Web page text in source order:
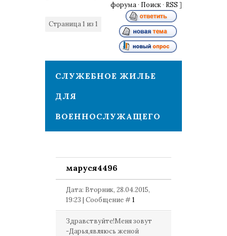
форума · Поиск · RSS ]
Страница1 из 1
СЛУЖЕБНОЕ ЖИЛЬЕ
ДЛЯ
ВОЕННОСЛУЖАЩЕГО
маруся4496
Дата: Вторник, 28.04.2015,
19:23 | Сообщение #1
Здравствуйте!Меня зовут
-Дарья,являюсь женой